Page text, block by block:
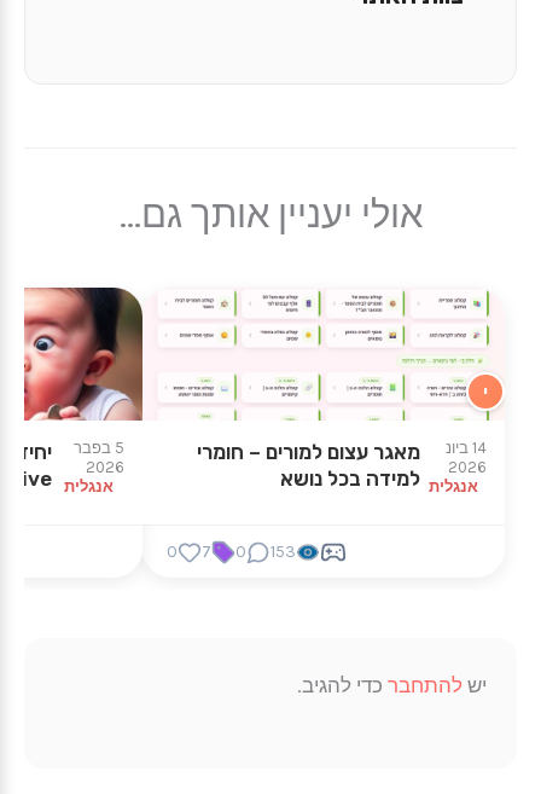
אולי יעניין אותך גם...
י
14 ביונ
2026
אנגלית
מאגר עצום למורים – חומרי
למידה בכל נושא
153
0
7
0
5 בפבר
2026
אנגלית
יש להתחבר כדי להגיב.